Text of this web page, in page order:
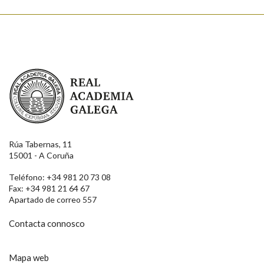
Real Academia Galega
Rúa Tabernas, 11
15001 - A Coruña
Teléfono: +34 981 20 73 08
Fax: +34 981 21 64 67
Apartado de correo 557
Contacta connosco
Mapa web